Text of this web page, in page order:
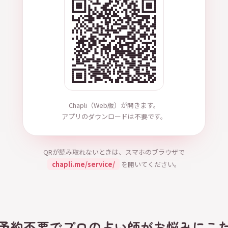
Chapli（Web版）が開きます。
アプリのダウンロードは不要です。
QRが読み取れないときは、スマホのブラウザで
chapli.me/service/
を開いてください。